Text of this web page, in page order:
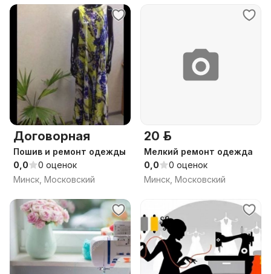
Договорная
Пошив и ремонт одежды
0,0
0 оценок
Минск, Московский
20 р.
Мелкий ремонт одежда
0,0
0 оценок
Минск, Московский